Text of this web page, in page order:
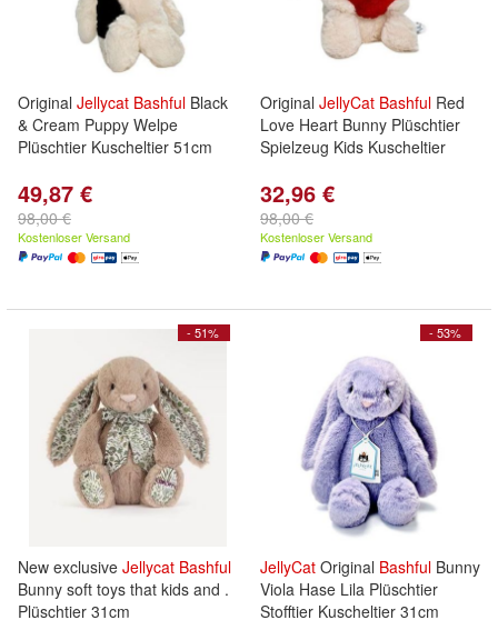
Original Jellycat Bashful Black
& Cream Puppy Welpe
Plüschtier Kuscheltier 51cm
49,87 €
98,00 €
Kostenloser Versand
Original JellyCat Bashful Red
Love Heart Bunny Plüschtier
Spielzeug Kids Kuscheltier
32,96 €
98,00 €
Kostenloser Versand
- 51%
New exclusive Jellycat Bashful
Bunny soft toys that kids and .
Plüschtier 31cm
- 53%
JellyCat Original Bashful Bunny
Viola Hase Lila Plüschtier
Stofftier Kuscheltier 31cm